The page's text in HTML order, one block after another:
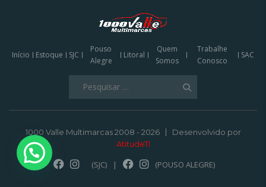
Início Estoque SJC
Pouso
Alegre
Litoral
Quem
Somos
Trabalhe
Conosco
SAC
1000 Valle Multimarcas 2008 - 2026
Desenvolvido por
AtitudeTI
(SJC) | (POUSO ALEGRE)